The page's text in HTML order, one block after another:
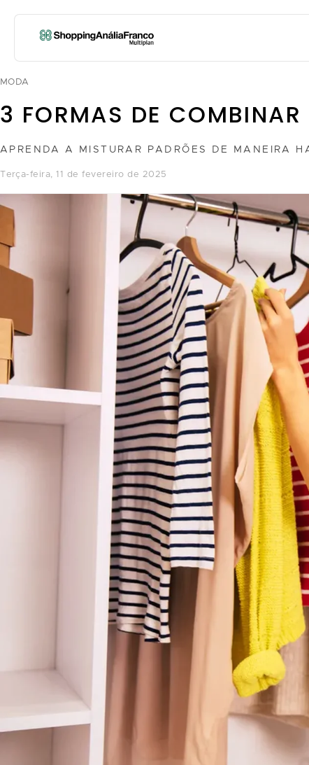
MODA
3 FORMAS DE
APRENDA A MISTURAR PADRÕES DE MANEIRA
terça-feira, 11 de fevereiro de 2025